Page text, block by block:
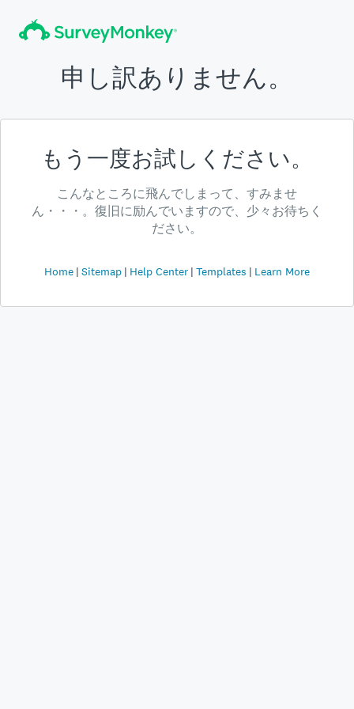
申し訳ありません。
もう一度お試しください。
こんなところに飛んでしまって、すみませ
ん・・・。復旧に励んでいますので、少々お待ちく
ださい。
Home Sitemap Help Center Templates Learn More